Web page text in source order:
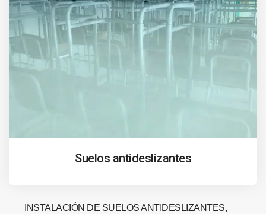
Suelos antideslizantes
INSTALACIÓN DE SUELOS ANTIDESLIZANTES,